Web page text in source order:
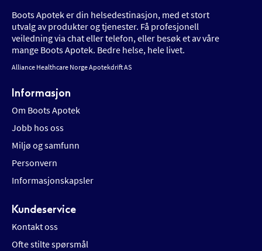
Boots Apotek er din helsedestinasjon, med et stort
utvalg av produkter og tjenester. Få profesjonell
veiledning via chat eller telefon, eller besøk et av våre
mange Boots Apotek. Bedre helse, hele livet.
Alliance Healthcare Norge Apotekdrift AS
Informasjon
Om Boots Apotek
Jobb hos oss
Miljø og samfunn
Personvern
Informasjonskapsler
Kundeservice
Kontakt oss
Ofte stilte spørsmål